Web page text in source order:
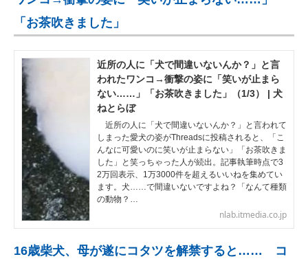
「お茶吹きました」
近所の人に「犬で間違いないんか？」と言
われたワンコ→衝撃の姿に「笑いが止まら
ない……」「お茶吹きました」（1/3） | 犬
ねとらぼ
近所の人に「犬で間違いないんか？」と言われて
しまった愛犬の姿がThreadsに投稿されると、「こ
んなに可愛いのに笑いが止まらない」「お茶吹きま
した」と笑っちゃった人が続出。記事執筆時点で3
2万回表示、1万3000件を超えるいいねを集めてい
ます。犬……で間違いないですよね？「なんて種類
の動物？…
nlab.itmedia.co.jp
16歳柴犬、母が遂にコタツを解禁すると…… コ